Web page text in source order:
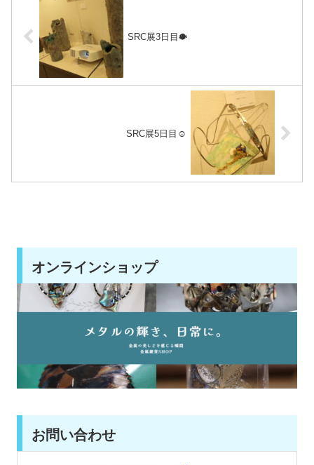
SRC展3日目🐡
SRC展5日目☺
オンラインショップ
お問い合わせ